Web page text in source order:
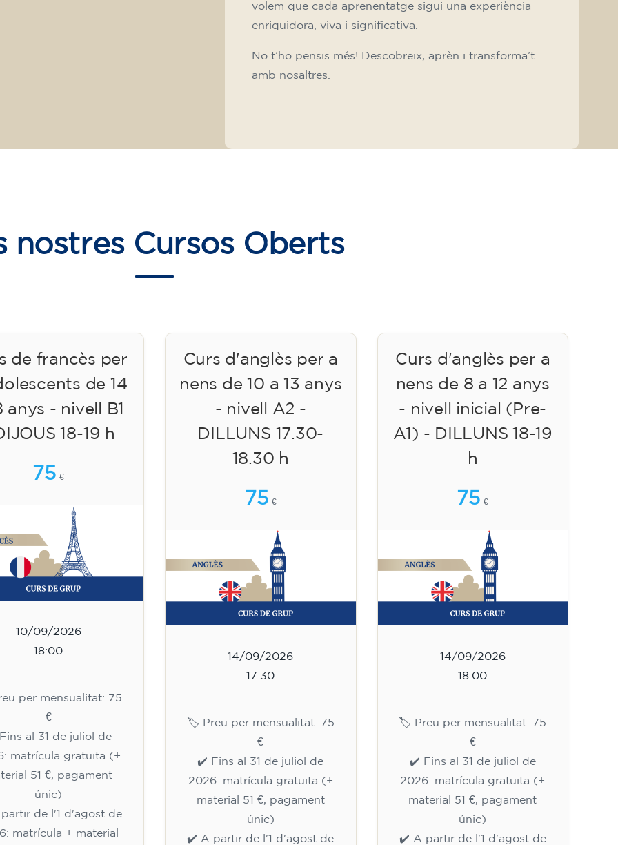
volem que cada aprenentatge sigui una experiència
enriquidora, viva i significativa.
No t’ho pensis més! Descobreix, aprèn i transforma’t
amb nosaltres.
nostresCursos Oberts
de francès per
de 14
anys - nivell B1
18-19 h
75 €
10/09/2026
18:00
per mensualitat: 75
€
al 31 de juliol de
matrícula gratuïta (+
51 €, pagament
únic)
de l'1 d'agost de
matrícula + material
Curs d'anglès per a
nens de 10 a 13 anys
- nivell A2 -
DILLUNS 17.30-
18.30 h
75 €
14/09/2026
17:30
🏷️ Preu per mensualitat: 75
€
✔️ Fins al 31 de juliol de
2026: matrícula gratuïta (+
material 51 €, pagament
únic)
✔️ A partir de l'1 d'agost de
Curs d'anglès per a
nens de 8 a 12 anys
- nivell inicial (Pre-
A1) - DILLUNS 18-19
h
75 €
14/09/2026
18:00
🏷️ Preu per mensualitat: 75
€
✔️ Fins al 31 de juliol de
2026: matrícula gratuïta (+
material 51 €, pagament
únic)
✔️ A partir de l'1 d'agost de